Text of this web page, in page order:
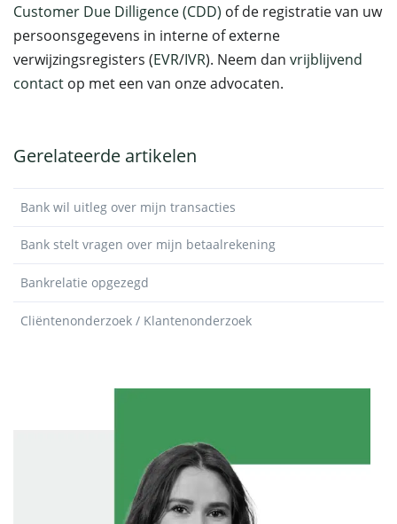
Customer Due Dilligence (CDD) of de registratie van uw
persoonsgegevens in interne of externe
verwijzingsregisters (EVR/IVR). Neem dan vrijblijvend
contact op met een van onze advocaten.
Gerelateerde artikelen
Bank wil uitleg over mijn transacties
Bank stelt vragen over mijn betaalrekening
Bankrelatie opgezegd
Cliëntenonderzoek / Klantenonderzoek